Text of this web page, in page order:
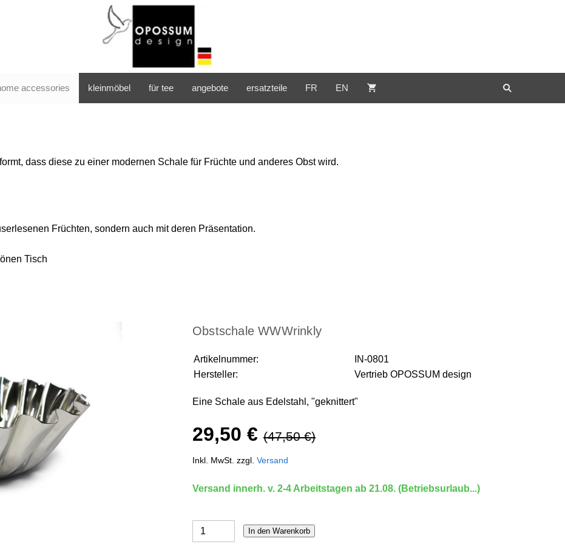
accessories kleinmöbel für tee angebote ersatzteile FR EN
dass diese zu einer modernen Schale für Früchte und anderes Obst wird.
Früchten, sondern auch mit deren Präsentation.
Tisch
Obstschale WWWrinkly
Artikelnummer:
IN-0801
Hersteller:
Vertrieb OPOSSUM design
Eine Schale aus Edelstahl, "geknittert"
29,50 € (47,50 €)
Inkl. MwSt. zzgl. Versand
Versand innerh. v. 2-4 Arbeitstagen ab 21.08. (Betriebsurlaub...)
In den Warenkorb